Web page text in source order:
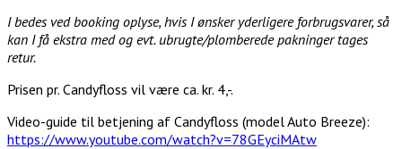
I bedes ved booking oplyse, hvis I ønsker yderligere forbrugsvarer, så
kan I få ekstra med og evt. ubrugte/plomberede pakninger tages
retur.
Prisen pr. Candyfloss vil være ca. kr. 4,-.
Video-guide til betjening af Candyfloss (model Auto Breeze):
https://www.youtube.com/watch?v=78GEyciMAtw